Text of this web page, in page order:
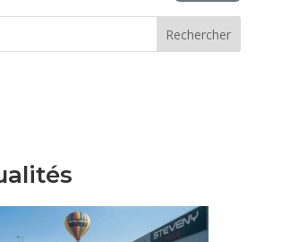
Rechercher